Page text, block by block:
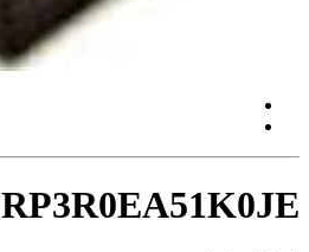
RP3R0EA51K0JE